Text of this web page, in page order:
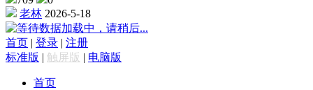
老林 2026-5-18
数据加载中，请稍后...
首页 | 登录 | 注册
标准版 | 触屏版 | 电脑版
首页